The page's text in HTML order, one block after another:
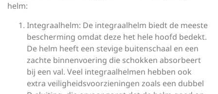
helm:
Integraalhelm: De integraalhelm biedt de meeste
bescherming omdat deze het hele hoofd bedekt.
De helm heeft een stevige buitenschaal en een
zachte binnenvoering die schokken absorbeert
bij een val. Veel integraalhelmen hebben ook
extra veiligheidsvoorzieningen zoals een dubbel